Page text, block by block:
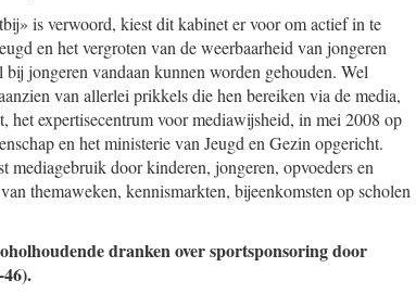
is verwoord, kiest dit kabinet er voor om actief in te
en het vergroten van de weerbaarheid van jongeren
jongeren vandaan kunnen worden gehouden. Wel
van allerlei prikkels die hen bereiken via de media,
expertisecentrum voor mediawijsheid, in mei 2008 op
en het ministerie van Jeugd en Gezin opgericht.
door kinderen, jongeren, opvoeders en
themaweken, kennismarkten, bijeenkomsten op scholen
dranken over sportsponsoring door